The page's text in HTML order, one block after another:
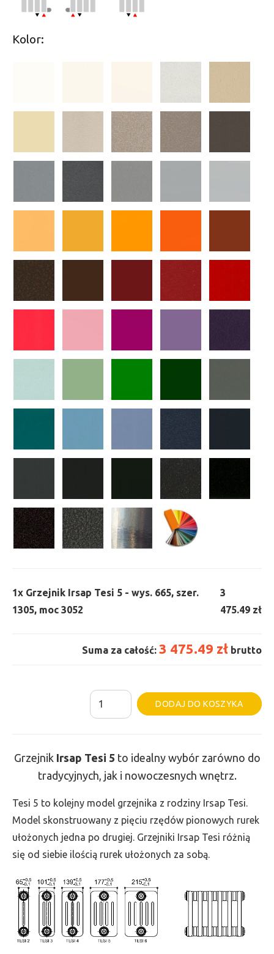
Kolor:
1x Grzejnik Irsap Tesi 5 - wys. 665, szer.
1305, moc 3052
3
475.49 zł
Suma za całość: 3 475.49 zł brutto
ilość
Grzejnik
-
wys.
665,
szer.
1305,
3052
DODAJ DO KOSZYKA
Grzejnik Irsap Tesi 5 to idealny wybór zarówno do
tradycyjnych, jak i nowoczesnych wnętrz.
Tesi 5 to kolejny model grzejnika z rodziny Irsap Tesi.
Model skonstruowany z pięciu rzędów pionowych rurek
ułożonych jedna po drugiej. Grzejniki Irsap Tesi różnią
się od siebie ilością rurek ułożonych za sobą.